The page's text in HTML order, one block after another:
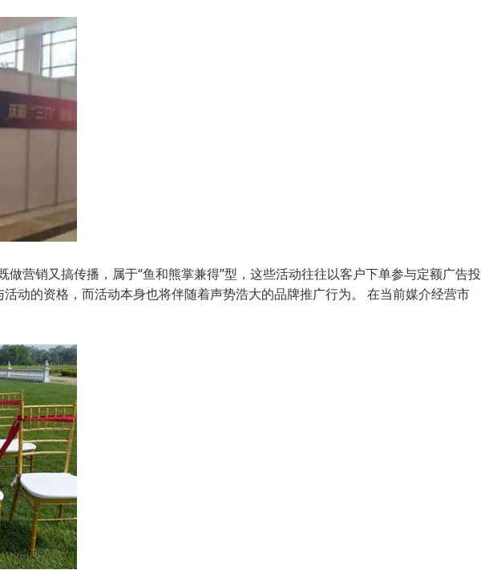
营销又搞传播，属于“鱼和熊掌兼得”型，这些活动往往以客户下单参与定额广告
动的资格，而活动本身也将伴随着声势浩大的品牌推广行为。 在当前媒介经营市